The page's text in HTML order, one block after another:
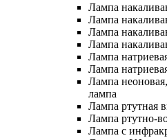
Лампа
Лампа
Лампа
Лампа
Лампа
Лампа
Лампа
лампа
Лампа ртутная
Лампа ртутно-
Лампа с